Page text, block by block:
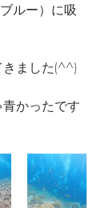
ルー）に吸
ました(^^)
かったです